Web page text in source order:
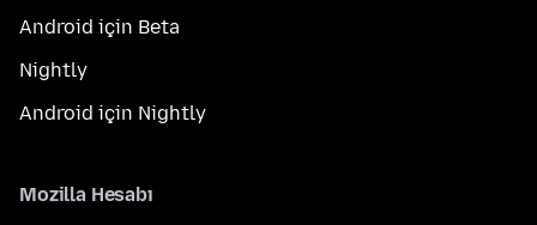
Android için Beta
Nightly
Android için Nightly
Mozilla Hesabı